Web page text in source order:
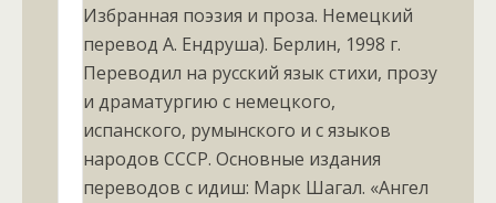
Избранная поэзия и проза. Немецкий
перевод А. Ендруша). Берлин, 1998 г.
Переводил на русский язык стихи, прозу
и драматургию с немецкого,
испанского, румынского и с языков
народов СССР. Основные издания
переводов с идиш: Марк Шагал. «Ангел